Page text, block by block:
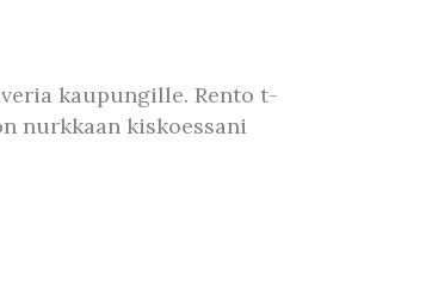
kaupungille. Rento t-
nurkkaan kiskoessani